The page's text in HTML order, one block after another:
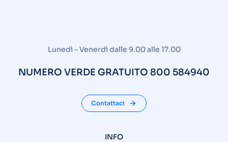
Lunedì – Venerdì dalle 9.00 alle 17.00
NUMERO VERDE GRATUITO 800 584940
Contattaci
INFO